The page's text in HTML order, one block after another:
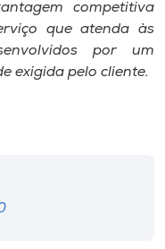
competitiva
que atenda às
por um
exigida pelo cliente.